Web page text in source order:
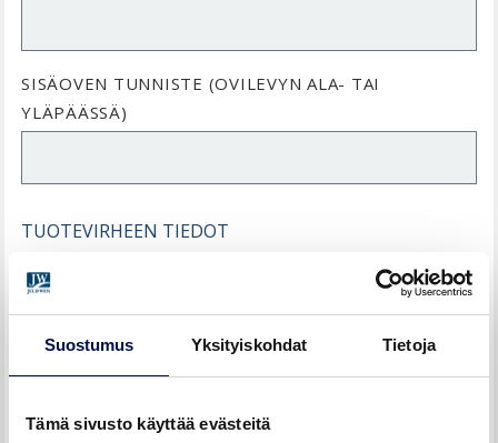
Suostumus Yksityiskohdat Tietoja
Tämä sivusto käyttää evästeitä
SISÄOVEN TUNNISTE (OVILEVYN ALA- TAI
YLÄPÄÄSSÄ)
TUOTEVIRHEEN TIEDOT
TUOTTEEN KUVAUS (VÄHINTÄÄN MALLI JA KOKO) *